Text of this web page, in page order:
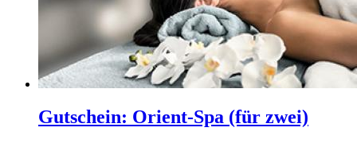
Gutschein: Orient-Spa (für zwei)